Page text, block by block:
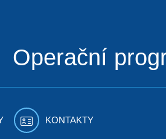
Operační
KONTAKTY